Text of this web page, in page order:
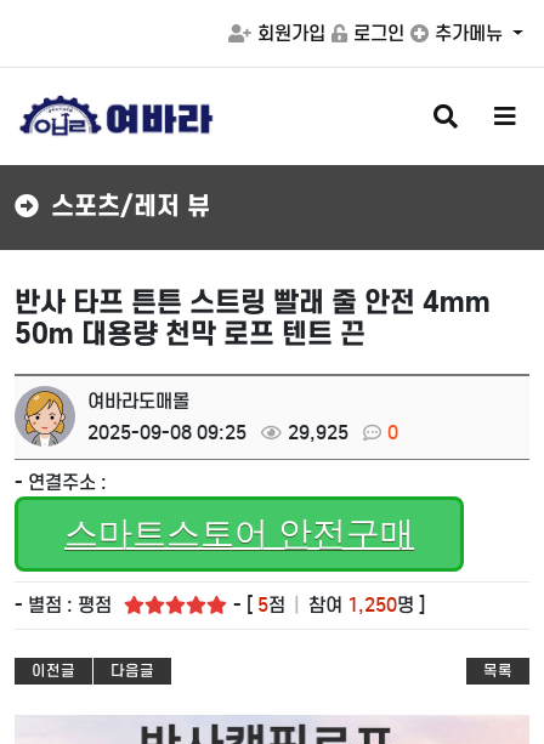
회원가입 로그인 추가메뉴
검
색
버
메
버
스포츠/레저 뷰
반사 타프 튼튼 스트링 빨래 줄 안전 4mm
50m 대용량 천막 로프 텐트 끈
여바라도매몰
2025-09-08 09:25
29,925 0
- 연결주소 :
스마트스토어 안전구매
- 별점 : 평점 - [ 5점 참여 1,250명 ]
이전글 다음글 목록